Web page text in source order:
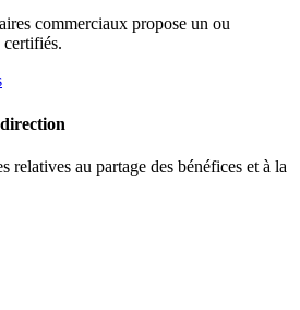
commerciaux propose un ou
certifiés.
relatives au partage des bénéfices et à la